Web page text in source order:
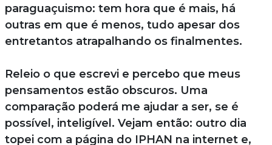
paraguaçuismo: tem hora que é mais, há
outras em que é menos, tudo apesar dos
entretantos atrapalhando os finalmentes.
Releio o que escrevi e percebo que meus
pensamentos estão obscuros. Uma
comparação poderá me ajudar a ser, se é
possível, inteligível. Vejam então: outro dia
topei com a página do IPHAN na internet e,